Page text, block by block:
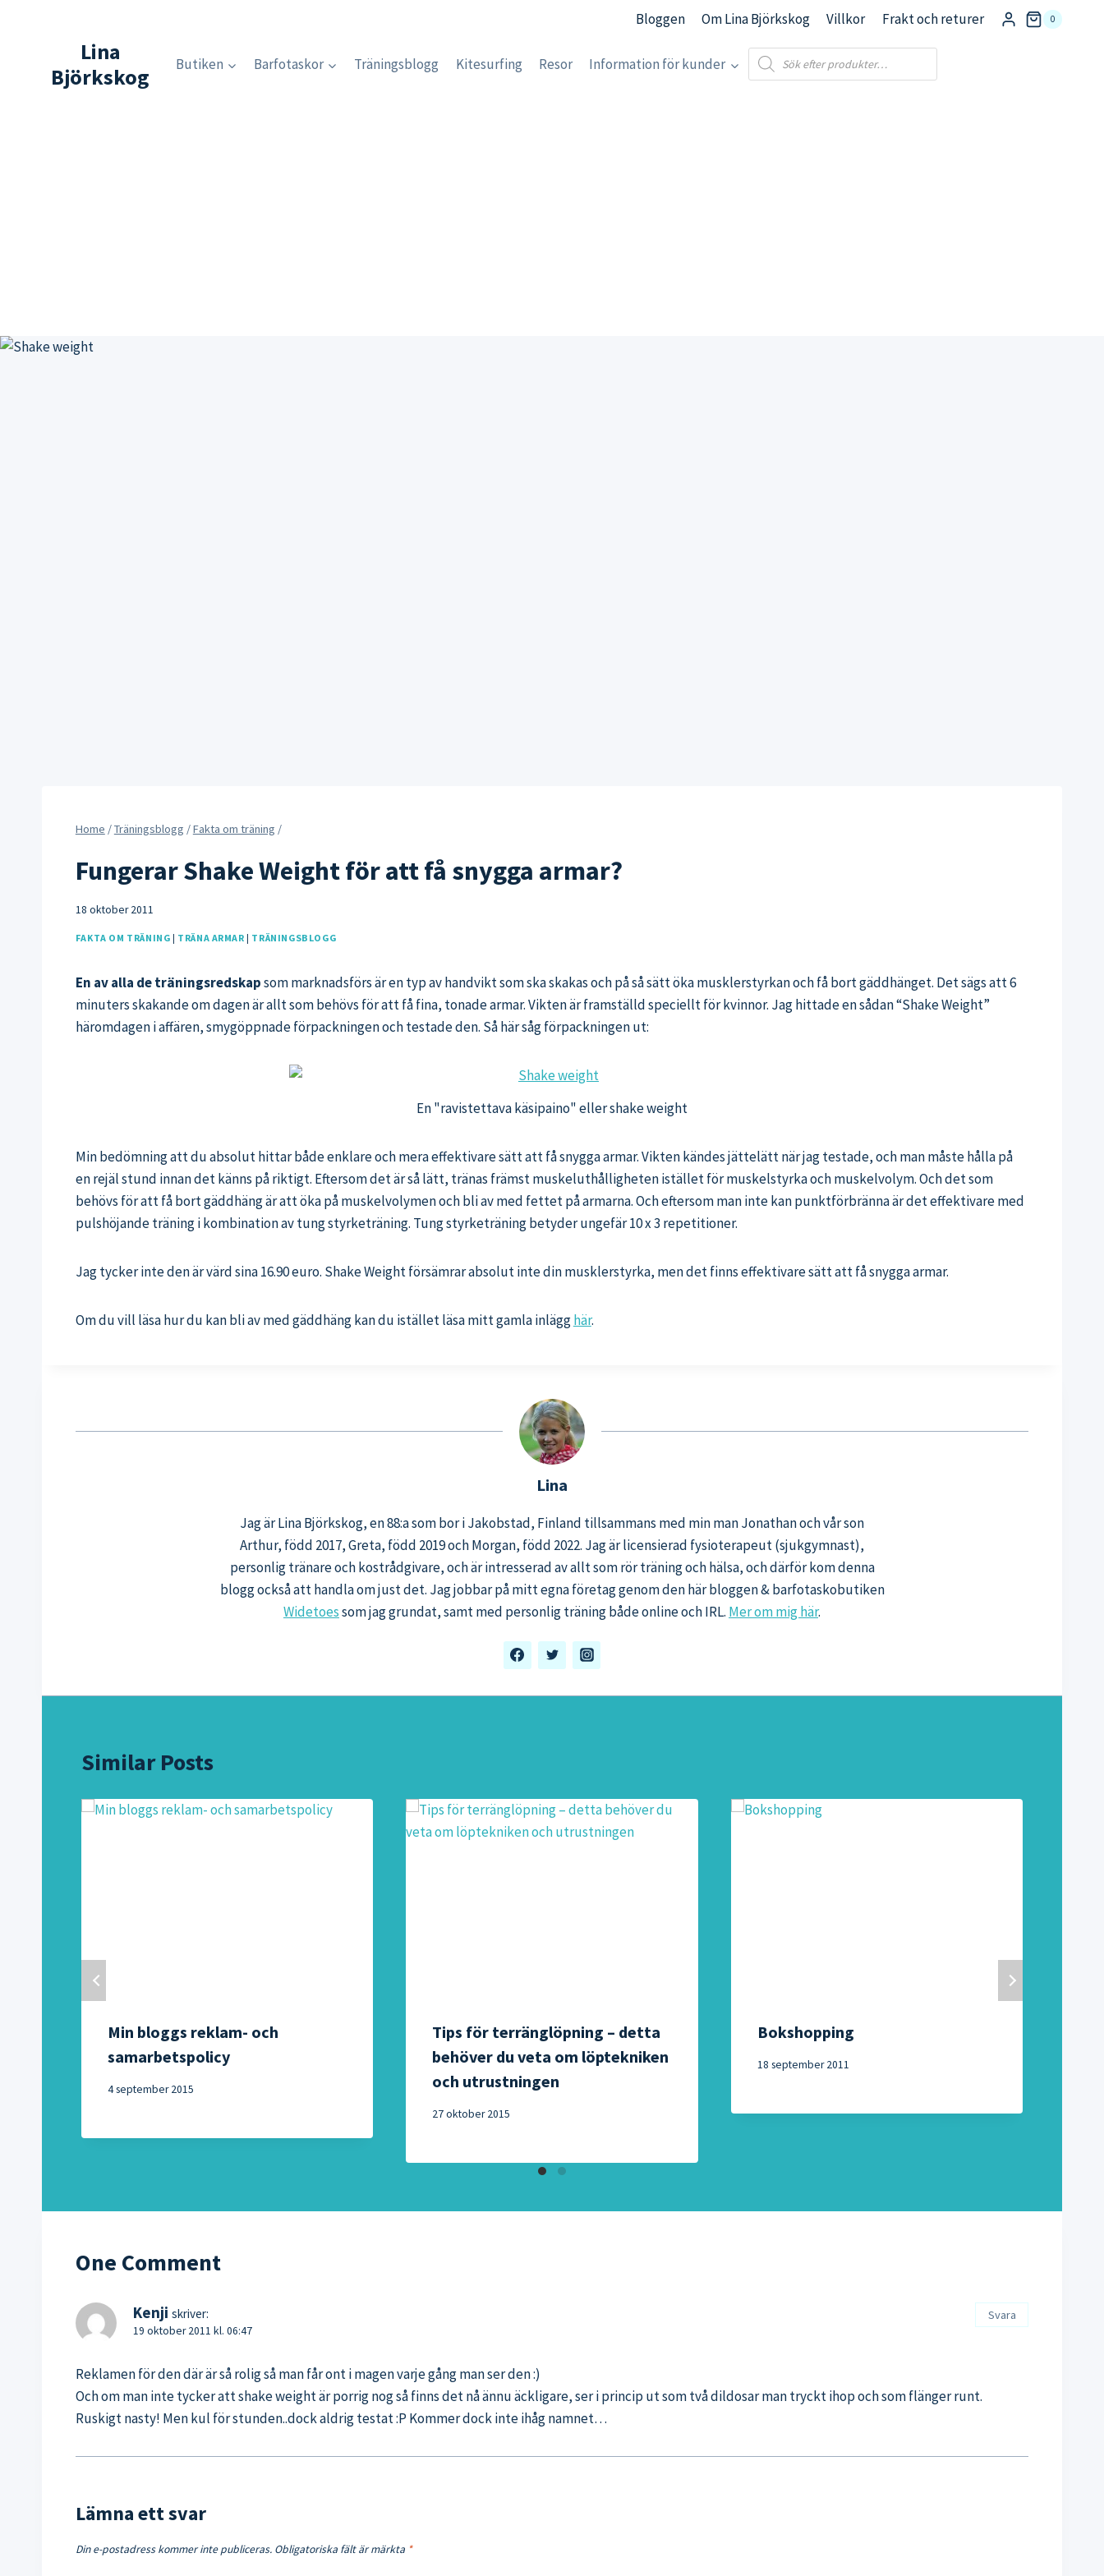
Bloggen Om Lina Björkskog Villkor Frakt och returer 0
Lina
Björkskog
Butiken Barfotaskor Träningsblogg Kitesurfing Resor Information för kunder
Products
search
Home /Träningsblogg /Fakta om träning /
Fungerar Shake Weight för att få snygga armar?
18 oktober 2011
FAKTA OM TRÄNING | TRÄNA ARMAR | TRÄNINGSBLOGG
En av alla de träningsredskapsom marknadsförs är en typ av handvikt som ska skakas och på så sätt öka musklerstyrkan och få bort gäddhänget. Det sägs att 6
minuters skakande om dagen är allt som behövs för att få fina, tonade armar. Vikten är framställd speciellt för kvinnor. Jag hittade en sådan “Shake Weight”
häromdagen i affären, smygöppnade förpackningen och testade den. Så här såg förpackningen ut:
En "ravistettava käsipaino" eller shake weight
Min bedömning att du absolut hittar både enklare och mera effektivare sätt att få snygga armar. Vikten kändes jättelätt när jag testade, och man måste hålla på
en rejäl stund innan det känns på riktigt. Eftersom det är så lätt, tränas främst muskeluthålligheten istället för muskelstyrka och muskelvolym. Och det som
behövs för att få bort gäddhäng är att öka på muskelvolymen och bli av med fettet på armarna. Och eftersom man inte kan punktförbränna är det effektivare med
pulshöjande träning i kombination av tung styrketräning. Tung styrketräning betyder ungefär 10 x 3 repetitioner.
Jag tycker inte den är värd sina 16.90 euro. Shake Weight försämrar absolut inte din musklerstyrka, men det finns effektivare sätt att få snygga armar.
Om du vill läsa hur du kan bli av med gäddhäng kan du istället läsa mitt gamla inlägghär.
Lina
Jag är Lina Björkskog, en 88:a som bor i Jakobstad, Finland tillsammans med min man Jonathan och vår son
Arthur, född 2017, Greta, född 2019 och Morgan, född 2022. Jag är licensierad fysioterapeut (sjukgymnast),
personlig tränare och kostrådgivare, och är intresserad av allt som rör träning och hälsa, och därför kom denna
blogg också att handla om just det. Jag jobbar på mitt egna företag genom den här bloggen & barfotaskobutiken
Widetoessom jag grundat, samt med personlig träning både online och IRL. Mer om mig här.
Similar Posts
Min bloggs reklam- och
samarbetspolicy
4 september 2015
Tips för terränglöpning – detta
behöver du veta om löptekniken
och utrustningen
27 oktober 2015
Bokshopping
18 september 2011
One Comment
Kenji skriver:
19 oktober 2011 kl. 06:47
Reklamen för den där är så rolig så man får ont i magen varje gång man ser den :)
Och om man inte tycker att shake weight är porrig nog så finns det nå ännu äckligare, ser i princip ut som två dildosar man tryckt ihop och som flänger runt.
Ruskigt nasty! Men kul för stunden..dock aldrig testat :P Kommer dock inte ihåg namnet…
Svara
Lämna ett svar
Din e-postadress kommer inte publiceras. Obligatoriska fält är märkta *